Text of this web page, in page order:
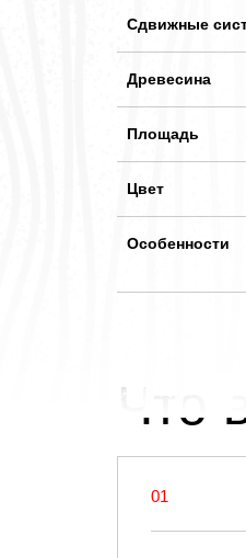
Сдвижные
Древесина
Площадь
Цвет
Особенности
Что
01